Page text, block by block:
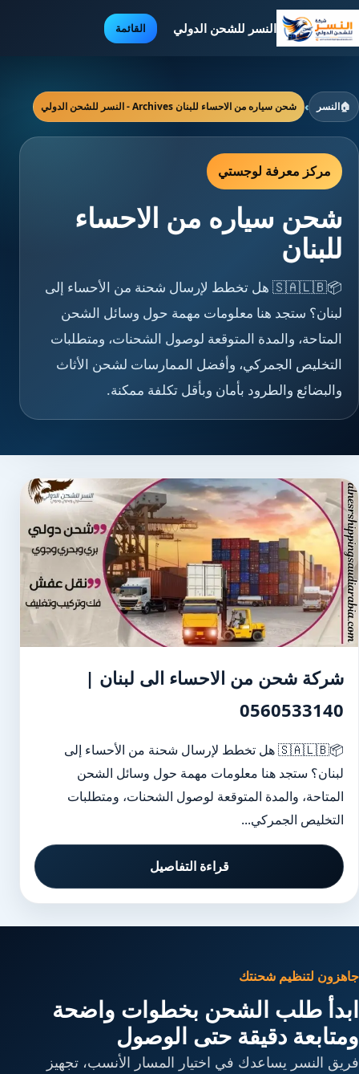
النسر للشحن الدولي القائمة
🏠النسر › شحن سياره من الاحساء للبنان Archives - النسر للشحن الدولي
مركز معرفة لوجستي
شحن سياره من الاحساء
للبنان
📦🇸🇦🇱🇧 هل تخطط لإرسال شحنة من الأحساء إلى
لبنان؟ ستجد هنا معلومات مهمة حول وسائل الشحن
المتاحة، والمدة المتوقعة لوصول الشحنات، ومتطلبات
التخليص الجمركي، وأفضل الممارسات لشحن الأثاث
والبضائع والطرود بأمان وبأقل تكلفة ممكنة.
شركة شحن من الاحساء الى لبنان |
0560533140
📦🇸🇦🇱🇧 هل تخطط لإرسال شحنة من الأحساء إلى
لبنان؟ ستجد هنا معلومات مهمة حول وسائل الشحن
المتاحة، والمدة المتوقعة لوصول الشحنات، ومتطلبات
التخليص الجمركي...
قراءة التفاصيل
جاهزون لتنظيم شحنتك
ابدأ طلب الشحن بخطوات واضحة
ومتابعة دقيقة حتى الوصول
فريق النسر يساعدك في اختيار المسار الأنسب، تجهيز